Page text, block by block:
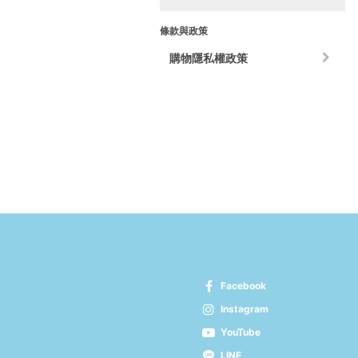
條款與政策
購物隱私權政策
Facebook
Instagram
YouTube
LINE